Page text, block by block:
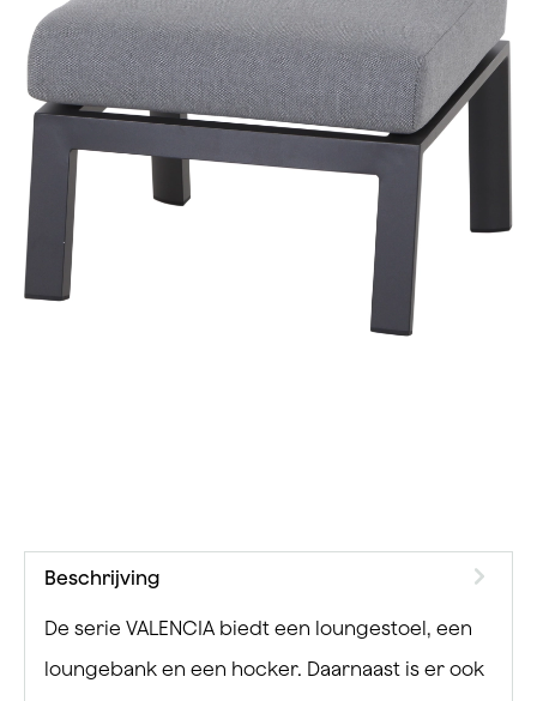
Beschrijving
De serie VALENCIA biedt een loungestoel, een
loungebank en een hocker. Daarnaast is er ook